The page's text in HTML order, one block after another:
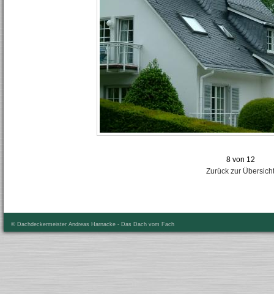
8 von 12
Zurück zur Übersicht
© Dachdeckermeister Andreas Harnacke - Das Dach vom Fach